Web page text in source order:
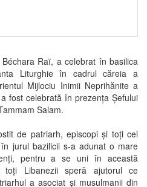
Raï, a celebrat în basilica
Liturghie în cadrul căreia a
Mijlociu Inimii Neprihănite a
fost celebrată în prezența Șefului
Salam.
de patriarh, episcopi și toți cei
jurul bazilicii s-a adunat o mare
pentru a se uni în această
Libanezii speră ajutorul ce
a asociat și musulmanii din